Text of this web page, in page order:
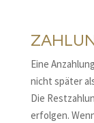
Eine
nicht später
Die
erfolgen.